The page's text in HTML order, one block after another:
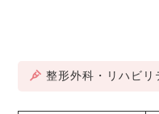
整形外科・リハビリ